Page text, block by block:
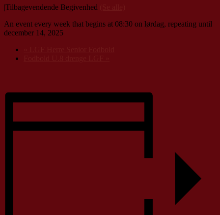
|Tilbagevendende Begivenhed
An event every week that begins at 08:30 on lørdag, repeating until
december 14, 2025